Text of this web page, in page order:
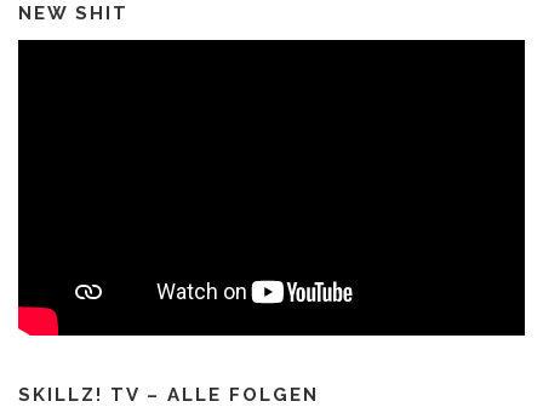
NEW SHIT
SKILLZ! TV – ALLE FOLGEN